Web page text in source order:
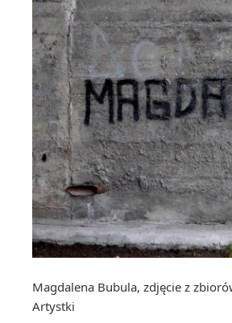
Magdalena Bubula, zdjęcie z
Artystki